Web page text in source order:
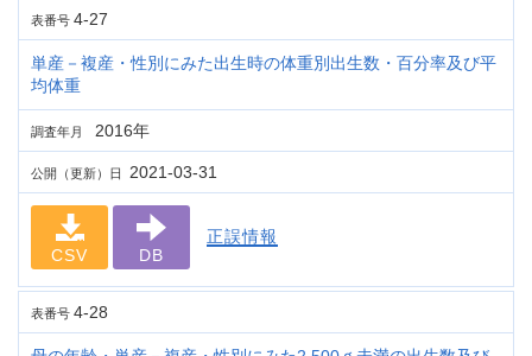
表番号 4-27
単産－複産・性別にみた出生時の体重別出生数・百分率及び平
均体重
調査年月 2016年
公開（更新）日 2021-03-31
CSV DB
正誤情報
表番号 4-28